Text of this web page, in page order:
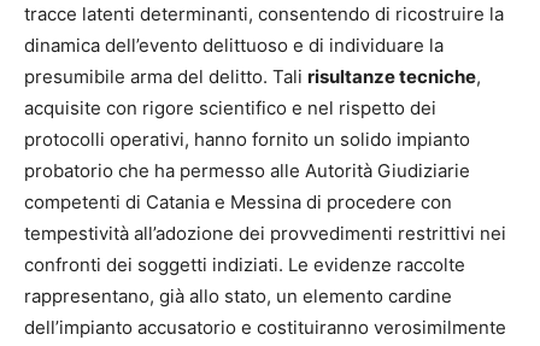
tracce latenti determinanti, consentendo di ricostruire la
dinamica dell’evento delittuoso e di individuare la
presumibile arma del delitto. Tali risultanze tecniche,
acquisite con rigore scientifico e nel rispetto dei
protocolli operativi, hanno fornito un solido impianto
probatorio che ha permesso alle Autorità Giudiziarie
competenti di Catania e Messina di procedere con
tempestività all’adozione dei provvedimenti restrittivi nei
confronti dei soggetti indiziati. Le evidenze raccolte
rappresentano, già allo stato, un elemento cardine
dell’impianto accusatorio e costituiranno verosimilmente